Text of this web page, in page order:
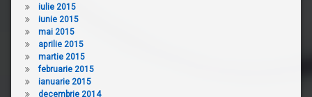
iulie 2015
iunie 2015
mai 2015
aprilie 2015
martie 2015
februarie 2015
ianuarie 2015
decembrie 2014